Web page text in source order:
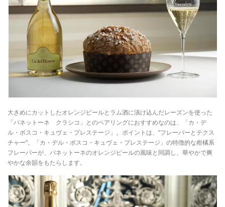
大きめにカットしたオレンジピールとラム酒に漬け込んだレーズンを使った
「パネットーネ クラシコ」とのペアリングにおすすめなのは、「カ・デ
ル・ボスコ・キュヴェ・プレステージ」。ポイントは、“フレーバーとテクス
チャー”。「カ・デル・ボスコ・キュヴェ・プレステージ」の特徴的な柑橘系
フレーバーが、パネットーネのオレンジピールの風味と同調し、華やかで爽
やかな余韻をもたらします。